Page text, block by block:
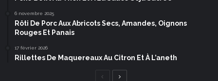
6 novembre 2025
Rôti De Porc Aux Abricots Secs, Amandes, Oignons
Rouges Et Panais
17 février 2026
Rillettes De Maquereaux Au Citron Et À L’aneth
Page